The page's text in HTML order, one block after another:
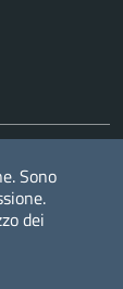
Sono
dei